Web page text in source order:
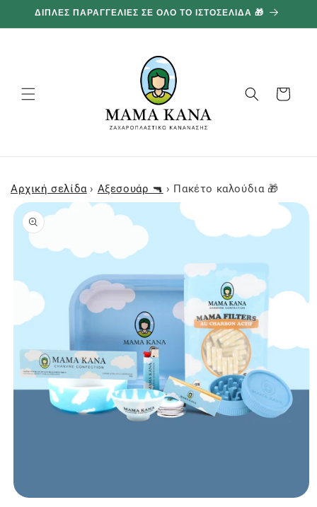
προχωρήστε
στο
ΔΙΠΛΕΣ ΠΑΡΑΓΓΕΛΙΕΣ ΣΕ ΟΛΟ ΤΟ ΙΣΤΟΣΕΛΙΔΑ 🎁
Καλάθι
Αρχική σελίδα › Αξεσουάρ 🔫 › Πακέτο καλούδια 🎁
Μεταβείτε
στις
πληροφορίες
προϊόντος